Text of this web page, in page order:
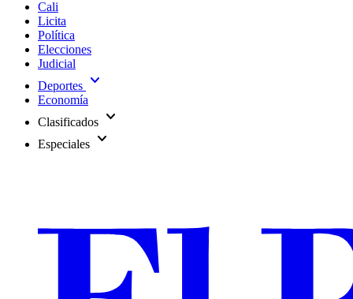
Cali
Licita
Política
Elecciones
Judicial
Deportes expand_more
Economía
Clasificados expand_more
Especiales expand_more